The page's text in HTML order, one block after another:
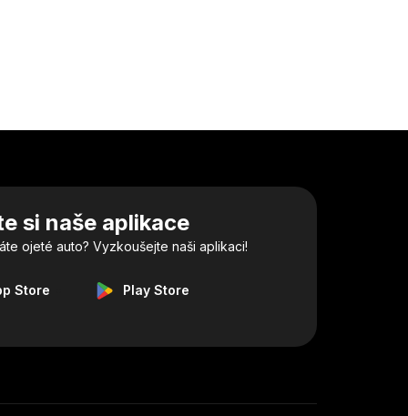
si naše aplikace
ojeté auto? Vyzkoušejte naši aplikaci!
Store Play Store